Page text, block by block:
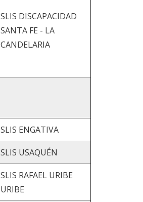
SLIS DISCAPACIDAD
SANTA FE - LA
CANDELARIA
SLIS ENGATIVA
SLIS USAQUÉN
SLIS RAFAEL URIBE
URIBE